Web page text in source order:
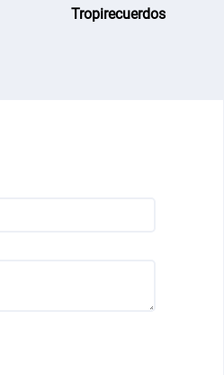
Tropirecuerdos